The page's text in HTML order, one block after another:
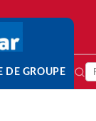
DE GROUPE